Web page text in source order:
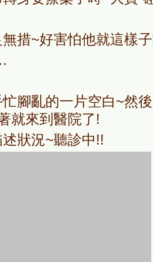
措~好害怕他就這樣
腳亂的一片空白~然
就來到醫院了!
狀況~聽診中!!